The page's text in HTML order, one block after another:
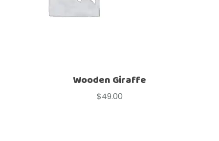
Wooden Giraffe
$49.00